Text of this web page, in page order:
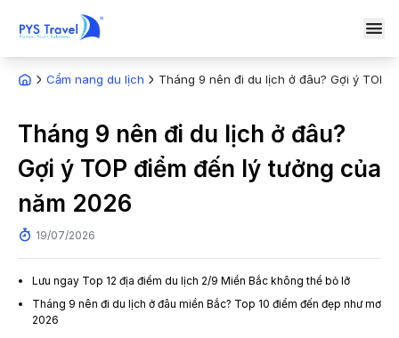
Cẩm nang du lịch Tháng 9 nên đi du lịch ở đâu? Gợi ý TOP
Tháng 9 nên đi du lịch ở đâu?
Gợi ý TOP điểm đến lý tưởng của
năm 2026
19/07/2026
Lưu ngay Top 12 địa điểm du lịch 2/9 Miền Bắc không thể bỏ lỡ
Tháng 9 nên đi du lịch ở đâu miền Bắc? Top 10 điểm đến đẹp như mơ
2026